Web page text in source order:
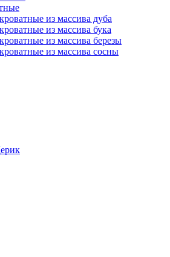
из массива дуба
из массива бука
из массива березы
из массива сосны